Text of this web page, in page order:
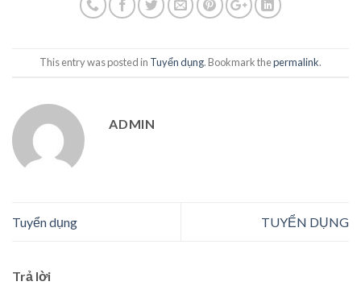
This entry was posted in Tuyển dụng. Bookmark thepermalink.
ADMIN
Tuyển dụng TUYỂN DỤNG
Trả lời